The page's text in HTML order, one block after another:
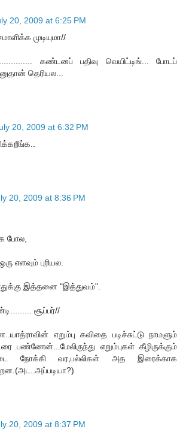
20, 2009 at 6:25 PM
முடியுமா//
கண்டனப் பதிவு வெயிட்டிங்... போடப்
தெரியல...
20, 2009 at 6:32 PM
20, 2009 at 8:36 PM
போல,
எளவும் புரியல.
இத்தனை "இத்துவம்".
சூப்பர்//
எறும்பு கவிதை படிச்சுட்டு நாமளும்
பண்ணேன்...மேலிருந்து எறும்புகள் கீழிருக்கும்
நோக்கி வர,பல்லிகள் அத இரைக்காக
20, 2009 at 8:37 PM